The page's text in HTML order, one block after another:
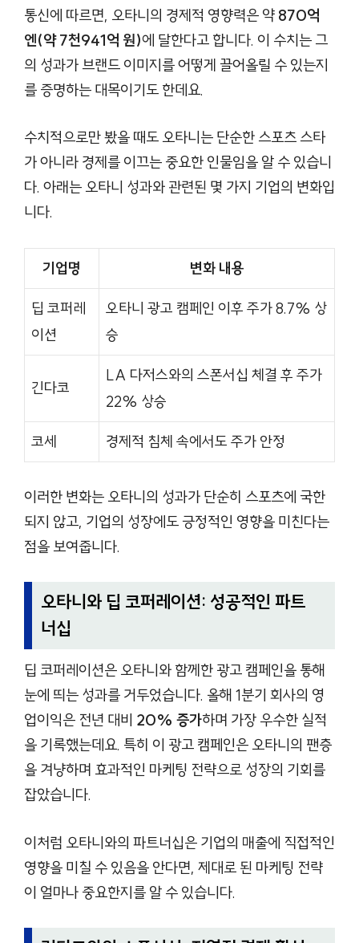
통신에 따르면, 오타니의 경제적 영향력은 약 870억
엔(약 7천941억 원)에 달한다고 합니다. 이 수치는 그
의 성과가 브랜드 이미지를 어떻게 끌어올릴 수 있는지
를 증명하는 대목이기도 한데요.
수치적으로만 봤을 때도 오타니는 단순한 스포츠 스타
가 아니라 경제를 이끄는 중요한 인물임을 알 수 있습니
다. 아래는 오타니 성과와 관련된 몇 가지 기업의 변화입
니다.
기업명 변화 내용
딥 코퍼레
이션
오타니 광고 캠페인 이후 주가 8.7% 상
승
긴다코
LA 다저스와의 스폰서십 체결 후 주가
22% 상승
코세 경제적 침체 속에서도 주가 안정
이러한 변화는 오타니의 성과가 단순히 스포츠에 국한
되지 않고, 기업의 성장에도 긍정적인 영향을 미친다는
점을 보여줍니다.
오타니와 딥 코퍼레이션: 성공적인 파트
너십
딥 코퍼레이션은 오타니와 함께한 광고 캠페인을 통해
눈에 띄는 성과를 거두었습니다. 올해 1분기 회사의 영
업이익은 전년 대비 20% 증가하며 가장 우수한 실적
을 기록했는데요. 특히 이 광고 캠페인은 오타니의 팬층
을 겨냥하며 효과적인 마케팅 전략으로 성장의 기회를
잡았습니다.
이처럼 오타니와의 파트너십은 기업의 매출에 직접적인
영향을 미칠 수 있음을 안다면, 제대로 된 마케팅 전략
이 얼마나 중요한지를 알 수 있습니다.